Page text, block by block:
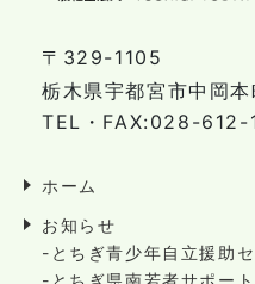
〒329-1105
栃木県宇都宮市中岡
TEL・FAX:028-612-
ホーム
お知らせ
-とちぎ青少年自立援助
-とちぎ県南若者サポー